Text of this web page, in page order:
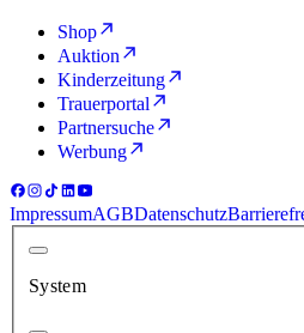
Shop
Auktion
Kinderzeitung
Trauerportal
Partnersuche
Werbung
ImpressumAGBDatenschutz
System